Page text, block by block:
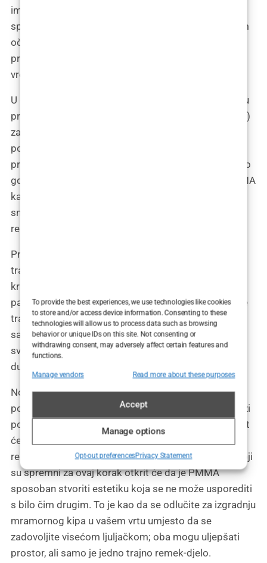
To provide the best experiences, we use technologies like cookies
to store and/or access device information. Consenting to these
technologies will allow us to process data such as browsing
behavior or unique IDs on this site. Not consenting or
withdrawing consent, may adversely affect certain features and
functions.
Manage vendors Read more about these purposes
Accept
Manage options
Opt-out preferencesPrivacy Statement
ima svoje izazove i prepreke. No, za one koji su
spremni zaroniti duboko u svijet estetike s otvorenim
očima i malo avanturističkog duha, PMMA pruža
priliku da zauvijek iscrtaju svoju ljepotu na kanvasu
vremena.
U galeriji dermalnih filera, gdje svaki izložak ima svoju
priču i stil, Polimetil-metakrilatne mikrosfere (PMMA)
zauzimaju posebno mjesto. PMMA ne samo da
popunjava bore i vraća mladolikost; on klesa lice s
preciznošću iskusnog kipara, dodajući definiciju tamo
gdje je vreme izbrisalo linije i konture. Zamislite PMMA
kao Michelangela dermalnih punila, koji vaše lice
smatra svojom Sikstinskom kapelom, spremnim za
remek-djelo.
Priča o PMMA punilima je kao priča o umjetniku koji
traži trajnost u svom radu. Umjesto da se zadovolji
kratkotrajnim efektima koji nestaju kao zvijezde
padalice na noćnom nebu, PMMA teži nečemu što će
trajati, ostaviti trag i reći: “Bio sam ovdje, i napravio
sam nešto predivno”. To je za one koji u estetskom
svijetu ne traže samo kratkotrajnu avanturu, već
dugotrajnu vezu.
No, kao i kod svake umjetnosti koja teži trajnosti,
potrebno je malo više truda. PMMA ne dolazi kao brzi
popravak; to je proces koji zahtijeva strpljenje. Trebat
će vam više injekcija, više vremena za čekanje na
rezultate, i možda čak i malo više hrabrosti. Ali oni koji
su spremni za ovaj korak otkrit će da je PMMA
sposoban stvoriti estetiku koja se ne može usporediti
s bilo čim drugim. To je kao da se odlučite za izgradnju
mramornog kipa u vašem vrtu umjesto da se
zadovoljite visećom ljuljačkom; oba mogu uljepšati
prostor, ali samo je jedno trajno remek-djelo.